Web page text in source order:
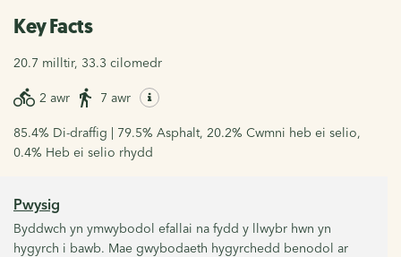
Key Facts
20.7 milltir, 33.3 cilomedr
2 awr 7 awr
85.4% Di-draffig | 79.5% Asphalt, 20.2% Cwmni heb ei selio,
0.4% Heb ei selio rhydd
Pwysig
Byddwch yn ymwybodol efallai na fydd y llwybr hwn yn
hygyrch i bawb. Mae gwybodaeth hygyrchedd benodol ar